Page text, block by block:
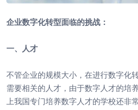
企业数字化转型面临的挑战：
一、人才
不管企业的规模大小，在进行数字化
需要相关的人才，由于数字人才的培
上我国专门培养数字人才的学校还非